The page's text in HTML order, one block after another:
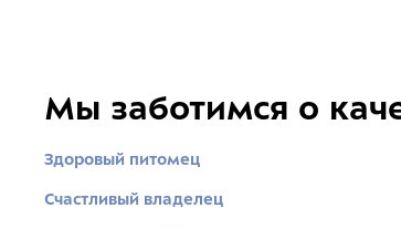
Мы заботимся о
Здоровый питомец
Счастливый владелец